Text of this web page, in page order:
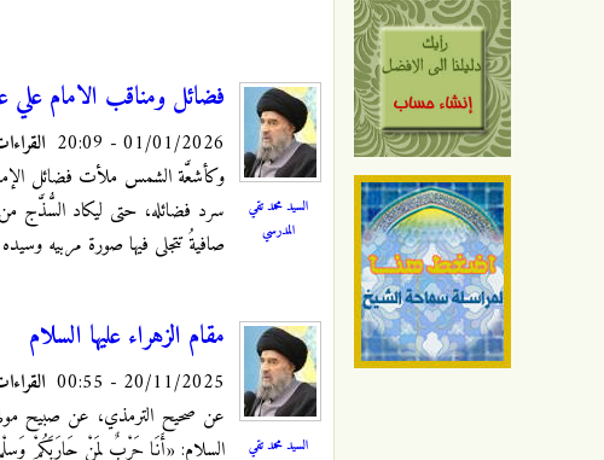
السيد محمد تقي
المدرسي
فضائل ومناقب الامام علي
01/01/2026 - 20:09
وكأشعَّة الشمس ملأت فضائل
سرد فضائله، حتى ليكاد السُّذَّج من
صافيةُ تتجلى فيها صورة مربيه
السيد محمد تقي
مقام الزهراء عليها السلام
20/11/2025 - 00:55
عن صحيح الترمذي، عن صبيح مولى
السلام: «أَنَا حَرْبٌ لِمَنْ حَارَبَكُمْ